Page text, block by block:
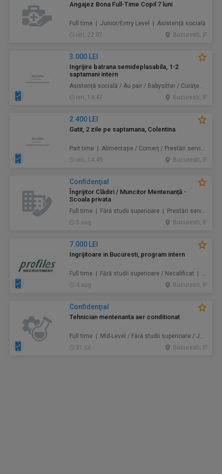
Angajez Bona Full-Time Copil 7 luni
Full time | Junior/Entry Level | Asistență socială
ieri, 22:07
Bucuresti, IF
3.000 LEI
Ingrijire batrana semideplasabila, 1-2
saptamani intern
Asistență socială / Au pair / Babysitter / Curăţenie / Prestări servicii
ieri, 14:47
Bucuresti, IF
2.400 LEI
Gatit, 2 zile pe saptamana, Colentina
Part time | Alimentație / Comerț / Prestări servicii
ieri, 14:45
Bucuresti, IF
Confidenţial
Îngrijitor Clădiri / Muncitor Mentenanță -
Scoala privata
Full time | Fără studii superioare | Prestări servicii / Mentenanță / Instalații / Construcţii / Amenajări
5 aug.
Bucuresti, IF
7.000 LEI
Ingrijitoare in Bucuresti, program intern
Full time | Fără studii superioare / Necalificat | Au pair / Babysitter / Curăţenie / Prestări servicii
4 aug.
Bucuresti, IF
Confidenţial
Tehnician mentenanta aer conditionat
Full time | Mid-Level / Fără studii superioare / Junior/Entry Level | Mentenanță / Instalații
31 jul.
Bucuresti, IF